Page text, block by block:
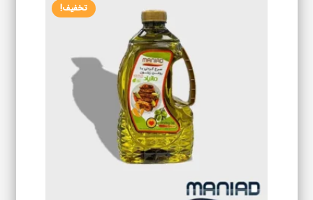
مختلفی
می
باشد.
گزینه
ها
ممکن
است
در
صفحه
تخفیف!